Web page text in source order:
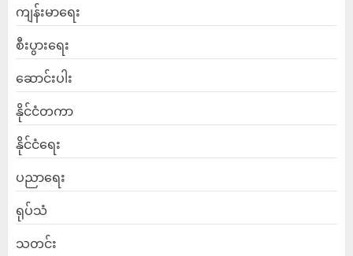
ကျန်းမာရေး
စီးပွားရေး
ဆောင်းပါး
နိုင်ငံတကာ
နိုင်ငံရေး
ပညာရေး
ရုပ်သံ
သတင်း